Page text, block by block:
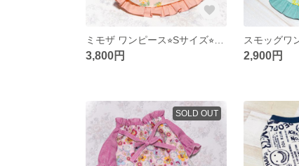
3,800円
スモッグワ
2,900円
SOLD OUT